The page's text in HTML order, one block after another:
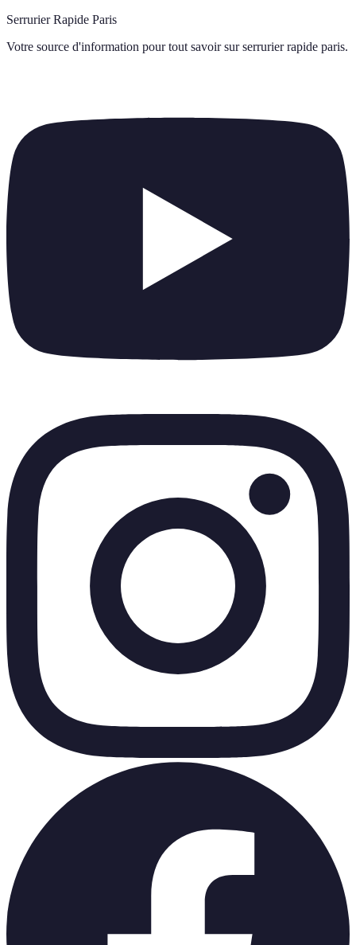
Serrurier Rapide Paris
Votre source d'information pour tout savoir sur serrurier rapide paris.